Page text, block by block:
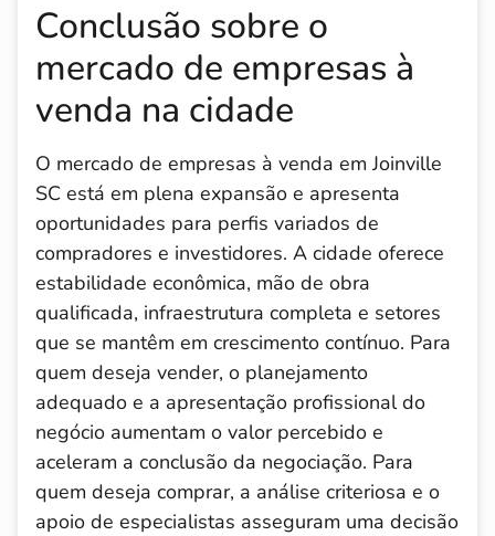
Conclusão sobre o
mercado de empresas à
venda na cidade
O mercado de empresas à venda em Joinville
SC está em plena expansão e apresenta
oportunidades para perfis variados de
compradores e investidores. A cidade oferece
estabilidade econômica, mão de obra
qualificada, infraestrutura completa e setores
que se mantêm em crescimento contínuo. Para
quem deseja vender, o planejamento
adequado e a apresentação profissional do
negócio aumentam o valor percebido e
aceleram a conclusão da negociação. Para
quem deseja comprar, a análise criteriosa e o
apoio de especialistas asseguram uma decisão